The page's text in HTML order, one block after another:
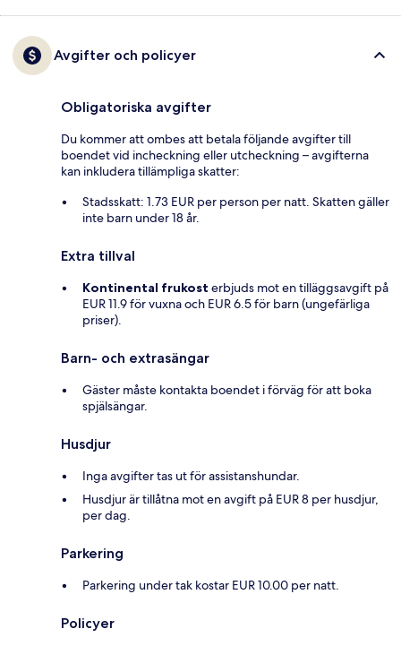
Avgifter och policyer
Obligatoriska avgifter
Du kommer att ombes att betala följande avgifter till
boendet vid incheckning eller utcheckning – avgifterna
kan inkludera tillämpliga skatter:
Stadsskatt: 1.73 EUR per person per natt. Skatten gäller
inte barn under 18 år.
Extra tillval
Kontinental frukost erbjuds mot en tilläggsavgift på
EUR 11.9 för vuxna och EUR 6.5 för barn (ungefärliga
priser).
Barn- och extrasängar
Gäster måste kontakta boendet i förväg för att boka
spjälsängar.
Husdjur
Inga avgifter tas ut för assistanshundar.
Husdjur är tillåtna mot en avgift på EUR 8 per husdjur,
per dag.
Parkering
Parkering under tak kostar EUR 10.00 per natt.
Policyer